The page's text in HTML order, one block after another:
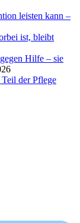
leisten kann –
ist, bleibt
Hilfe – sie
der Pflege